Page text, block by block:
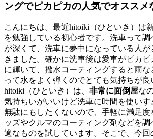
ングでピカピカの人気でオススメ
こんにちは。最近hitoiki（ひといき）は
を勉強している初心者です。洗車って
が深くて、洗車に夢中になっている人
きました。確かに洗車後は愛車がピカピ
に輝いて、撥水コーティングすると雨
って水をよく弾くのでとても気持ちが良
hitoiki（ひといき）は、 非常に面倒屋な
気持ちいがいいけど洗車に時間を使い
無駄にもしたくないので、手軽に満足
ッズやクルマのコーティング剤などを
適なものを試しています。そこで、今回